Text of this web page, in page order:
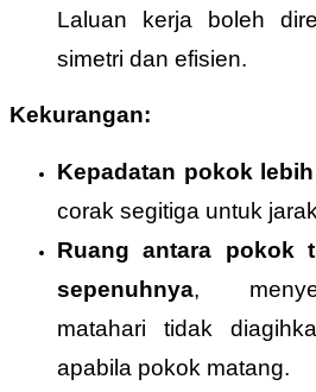
Laluan kerja boleh
simetri dan efisien.
Kekurangan:
Kepadatan pokok
corak segitiga untuk
Ruang antara pokok
sepenuhnya,
matahari tidak
apabila pokok matang.